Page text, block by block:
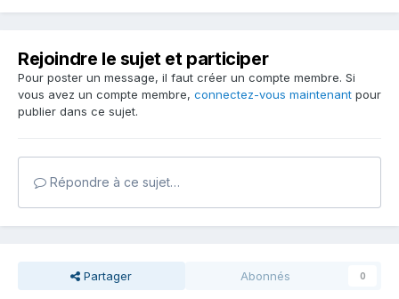
Rejoindre le sujet et participer
Pour poster un message, il faut créer un compte membre. Si
vous avez un compte membre, connectez-vous maintenant pour
publier dans ce sujet.
Répondre à ce sujet…
Partager Abonnés 0